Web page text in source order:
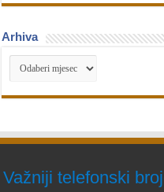
Arhiva
Arhiva
Važniji telefonski